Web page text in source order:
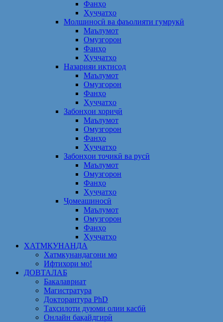
Фанҳо
Ҳуҷҷатҳо
Молшиносӣ ва фаъолияти гумрукӣ
Маълумот
Омузгорон
Фанҳо
Ҳуҷҷатҳо
Назарияи иқтисод
Маълумот
Омузгорон
Фанҳо
Ҳуҷҷатҳо
Забонҳои хориҷӣ
Маълумот
Омузгорон
Фанҳо
Ҳуҷҷатҳо
Забонҳои тоҷикӣ ва русӣ
Маълумот
Омузгорон
Фанҳо
Ҳуҷҷатҳо
Ҷомеашиносӣ
Маълумот
Омузгорон
Фанҳо
Ҳуҷҷатҳо
ХАТМКУНАНДА
Хатмкунандагони мо
Ифтихори мо!
ДОВТАЛАБ
Бакалавриат
Магистратура
Докторантура PhD
Таҳсилоти дуюми олии касбӣ
Онлайн бақайдгирӣ